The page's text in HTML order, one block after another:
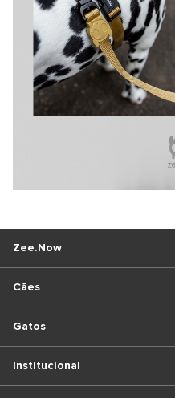
Cães
Gatos
Zee.Now
Institucional